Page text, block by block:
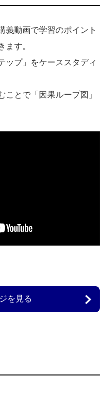
義動画で学習のポイント
ます。
ップ」をケーススタディ
ことで「因果ループ図」
を見る